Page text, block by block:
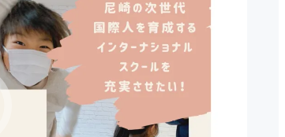
書籍・雑誌出版
チャレンジ ビューテ